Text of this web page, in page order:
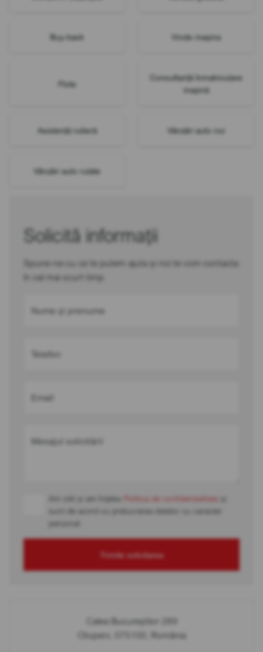
Buy-back Vinde mașina
Flote
Consultanță înmatriculare
mașină
Asistență rutieră Vânzări auto noi
Vânzări auto rulate
Solicită informații
Spune-ne cu ce te putem ajuta și noi te vom contacta
în cel mai scurt timp
Nume și prenume
Telefon
Email
Mesajul solicitării
Am citit și am înțeles Politica de confidențialitate
sunt de acord cu prelucrarea datelor cu caracter
personal
Trimite solicitarea
Calea Bucureștilor 289
Otopeni, 075100, România